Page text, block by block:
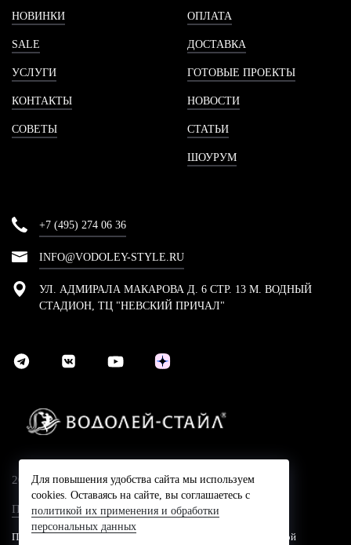
НОВИНКИ
SALE
УСЛУГИ
КОНТАКТЫ
СОВЕТЫ
ОПЛАТА
ДОСТАВКА
ГОТОВЫЕ ПРОЕКТЫ
НОВОСТИ
СТАТЬИ
ШОУРУМ
+7 (495) 274 06 36
INFO@VODOLEY-STYLE.RU
УЛ. АДМИРАЛА МАКАРОВА Д. 6 СТР. 13 М. ВОДНЫЙ
СТАДИОН, ТЦ "НЕВСКИЙ ПРИЧАЛ"
2024 © Компания Водолей-Cтайл
Политика конфидециальности
Представленные на сайте цены не являются публичной офертой
Для повышения удобства сайта мы используем
cookies. Оставаясь на сайте, вы соглашаетесь с
политикой их применения и обработки
персональных данных